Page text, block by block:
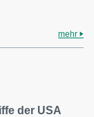
mehr
der USA